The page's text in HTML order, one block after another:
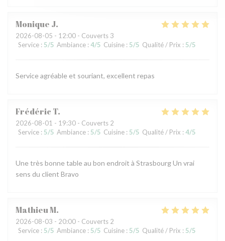
Monique J
2026-08-05 - 12:00 - Couverts 3
Service : 5/5 Ambiance : 4/5 Cuisine : 5/5 Qualité / Prix : 5/5
Service agréable et souriant, excellent repas
Frédéric T
2026-08-01 - 19:30 - Couverts 2
Service : 5/5 Ambiance : 5/5 Cuisine : 5/5 Qualité / Prix : 4/5
Une très bonne table au bon endroit à Strasbourg Un vrai
sens du client Bravo
MathieuM
2026-08-03 - 20:00 - Couverts 2
Service : 5/5 Ambiance : 5/5 Cuisine : 5/5 Qualité / Prix : 5/5